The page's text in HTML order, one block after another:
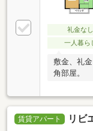
礼金なし
一人暮ら
敷金、礼
角部屋。
賃貸アパート リビ